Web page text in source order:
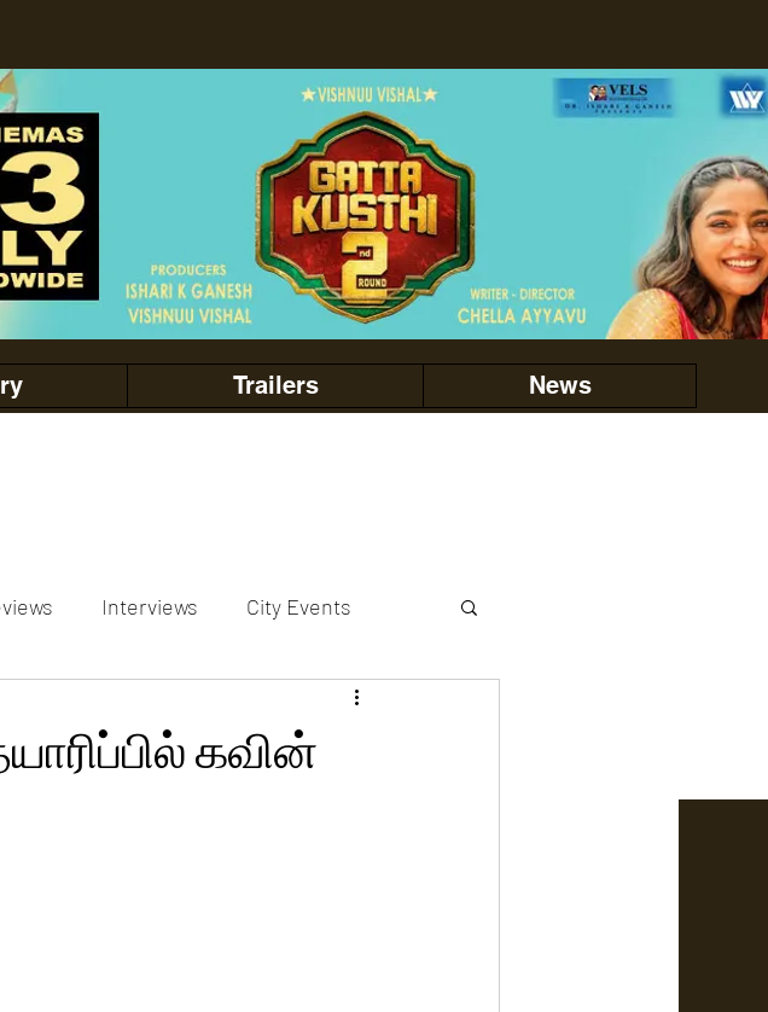
Trailers News
Interviews City Events
actors gallery
கவின்